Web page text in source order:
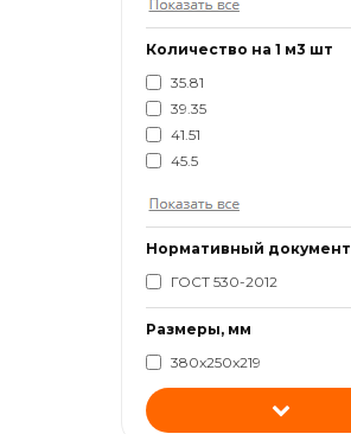
Количество на 1 м3 шт
35.81
39.35
41.51
45.5
Нормативный документ
ГОСТ 530-2012
Размеры, мм
380x250x219